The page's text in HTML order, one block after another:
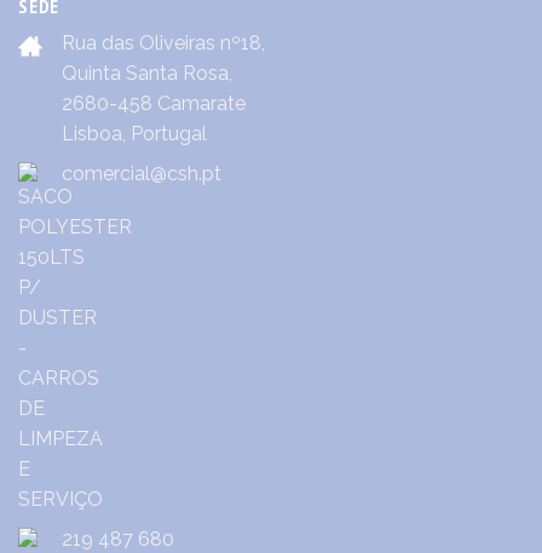
SEDE
Rua das Oliveiras nº18,
Quinta Santa Rosa,
2680-458 Camarate
Lisboa, Portugal
comercial@csh.pt
219 487 680